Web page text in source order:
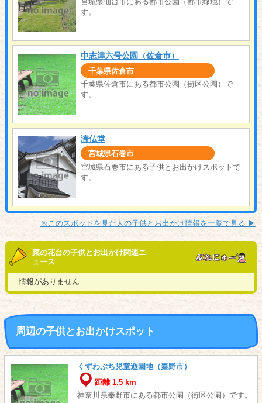
す。
中志津六号公園（佐倉市）
千葉県佐倉市
千葉県佐倉市にある都市公園（街区公園）で
す。
濡仏堂
宮城県石巻市
宮城県石巻市にある子供とお出かけスポットで
す。
※このスポットを見た人の子供とお出かけ情報を一覧で見る ▶︎
菜の花台の子供とお出かけ関連ニ
ュース
情報がありません
周辺の子供とお出かけスポット
くずわぶち児童遊園地（秦野市）
距離 1.5 km
神奈川県秦野市にある都市公園（街区公園）です。